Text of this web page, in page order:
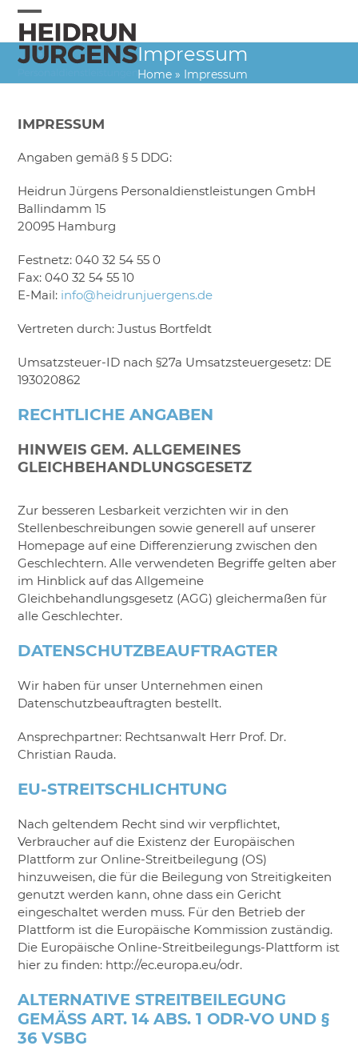
Skip
content
Open
mobile
menu
Close
mobile
menu
Impressum
Home » Impressum
IMPRESSUM
Angaben gemäß § 5 DDG:
Heidrun Jürgens Personaldienstleistungen GmbH
Ballindamm 15
20095 Hamburg
Festnetz: 040 32 54 55 0
Fax: 040 32 54 55 10
E-Mail: info@heidrunjuergens.de
Vertreten durch: Justus Bortfeldt
Umsatzsteuer-ID nach §27a Umsatzsteuergesetz: DE
193020862
RECHTLICHE ANGABEN
HINWEIS GEM. ALLGEMEINES
GLEICHBEHANDLUNGSGESETZ
Zur besseren Lesbarkeit verzichten wir in den
Stellenbeschreibungen sowie generell auf unserer
Homepage auf eine Differenzierung zwischen den
Geschlechtern. Alle verwendeten Begriffe gelten aber
im Hinblick auf das Allgemeine
Gleichbehandlungsgesetz (AGG) gleichermaßen für
alle Geschlechter.
DATENSCHUTZBEAUFTRAGTER
Wir haben für unser Unternehmen einen
Datenschutzbeauftragten bestellt.
Ansprechpartner: Rechtsanwalt Herr Prof. Dr.
Christian Rauda.
EU-STREITSCHLICHTUNG
Nach geltendem Recht sind wir verpflichtet,
Verbraucher auf die Existenz der Europäischen
Plattform zur Online-Streitbeilegung (OS)
hinzuweisen, die für die Beilegung von Streitigkeiten
genutzt werden kann, ohne dass ein Gericht
eingeschaltet werden muss. Für den Betrieb der
Plattform ist die Europäische Kommission zuständig.
Die Europäische Online-Streitbeilegungs-Plattform ist
hier zu finden: http://ec.europa.eu/odr.
ALTERNATIVE STREITBEILEGUNG
GEMÄSS ART. 14 ABS. 1 ODR-VO UND § 3
6 VSBG